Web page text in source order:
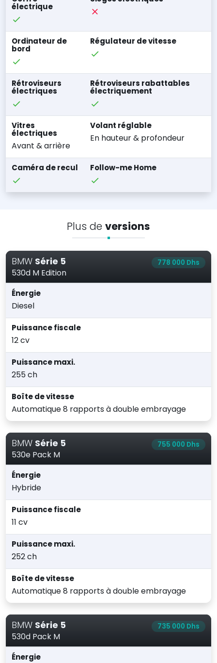
électrique
Ordinateur de
bord
Régulateur de vitesse
Rétroviseurs
électriques
Rétroviseurs rabattables
électriquement
Vitres
électriques
Avant & arrière
Volant réglable
En hauteur & profondeur
Caméra de recul Follow-me Home
Plus de versions
BMW Série 5
530d M Edition
778 000 Dhs
Énergie
Diesel
Puissance fiscale
12 cv
Puissance maxi.
255 ch
Boîte de vitesse
Automatique 8 rapports à double embrayage
BMW Série 5
530e Pack M
755 000 Dhs
Énergie
Hybride
Puissance fiscale
11 cv
Puissance maxi.
252 ch
Boîte de vitesse
Automatique 8 rapports à double embrayage
BMW Série 5
530d Pack M
735 000 Dhs
Énergie